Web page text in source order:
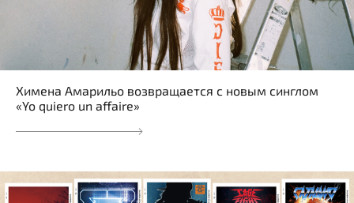
Хименa Амарильо возвращается с новым синглом
«Yo quiero un affaire»